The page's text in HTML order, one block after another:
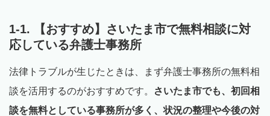
1-1. 【おすすめ】さいたま市で無料相談に対
応している弁護士事務所
法律トラブルが生じたときは、まず弁護士事務所の無料相
談を活用するのがおすすめです。
さいたま市でも、初回相
談を無料としている事務所が多く、状況の整理や今後の対